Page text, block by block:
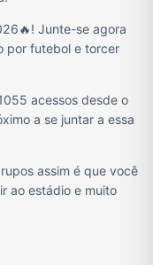
Junte-se agora
por futebol e torcer
acessos desde o
a se juntar a essa
assim é que você
ao estádio e muito